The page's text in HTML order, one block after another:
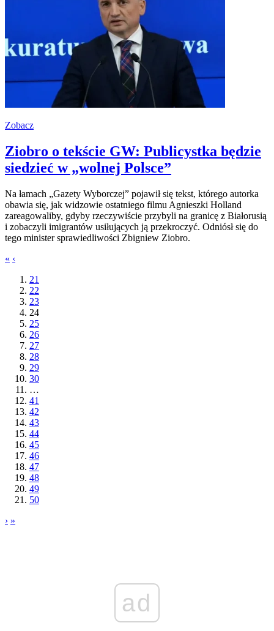
Zobacz
Ziobro o tekście GW: Publicystka będzie
siedzieć w „wolnej Polsce”
Na łamach „Gazety Wyborczej” pojawił się tekst, którego autorka
obawia się, jak widzowie ostatniego filmu Agnieszki Holland
zareagowaliby, gdyby rzeczywiście przybyli na granicę z Białorusią
i zobaczyli imigrantów usiłujących ją przekroczyć. Odniósł się do
tego minister sprawiedliwości Zbigniew Ziobro.
« ‹
21
22
23
24
25
26
27
28
29
30
…
41
42
43
44
45
46
47
48
49
50
› »
ad